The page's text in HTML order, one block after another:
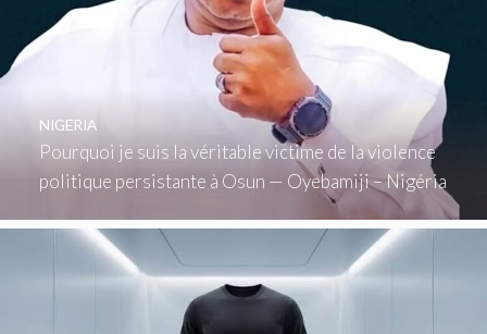
Pourquoi je suis la véritable victime de la violence
politique persistante à Osun — Oyebamiji – Nigéria
NIGERIA